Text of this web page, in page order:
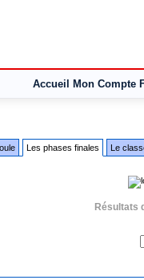
Accueil Mon Compte
Les phases finales Le
Résultats